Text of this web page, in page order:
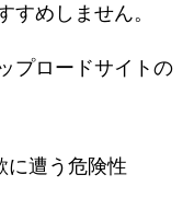
すめしません。
プロードサイトの
に遭う危険性